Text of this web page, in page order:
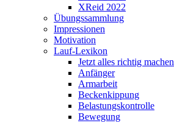
XReid 2022
Übungssammlung
Impressionen
Motivation
Lauf-Lexikon
Jetzt alles richtig machen
Anfänger
Armarbeit
Beckenkippung
Belastungskontrolle
Bewegung